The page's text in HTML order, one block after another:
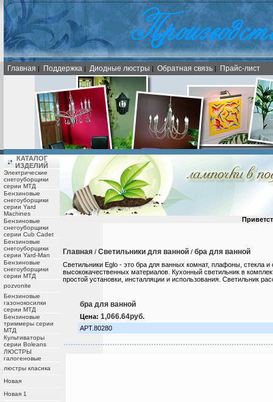
Главная | Поддержка | Диодные люстры | Обратная связь | Прайс-лист
КАТАЛОГ
ИЗДЕЛИЙ
Электрические
снегоуборщики
серии МТД
Бензиновые
снегоуборщики
серии Yard
Machines
Бензиновые
снегоуборщики
серии Cub Cadet
Бензиновые
снегоуборщики
серии Yard-Man
Бензиновые
снегоуборщики
серии МТД
pozvonite
Бензиновые
газонокосилки
серии МТД
Бензиновые
триммеры серии
МТД
Культиваторы
серии Boleans
ЛЮСТРЫ
галогеновые
люстры класика
Новая
Новая 1
Главная / Светильники для ванной / бра для ванной
Светильники Eglo - это бра для ванных комнат, плафоны, стекла
высококачественных материалов. Кухонный светильник в
простой установки, инсталляции и использования. Светильник
бра для ванной
Цена: 1,066.64руб.
АРТ.80280